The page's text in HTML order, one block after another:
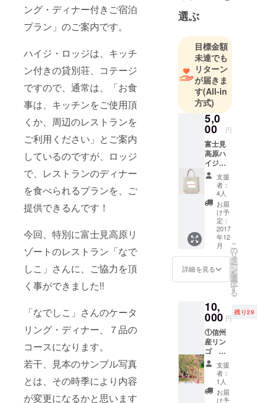
ング・ディナー付きご宿泊
プラン」のご案内です。
ハイジ・ロッジは、キッチ
ン付きの貸別荘、コテージ
ですので、通常は、「お食
事は、キッチンをご使用頂
くか、周辺のレストランを
ご利用ください」とご案内
しているのですが、ロッジ
で、レストランのディナー
を食べられるプランを、ご
提供できるんです！
今回、特別に富士見高原リ
ゾートのレストラン「なで
しこ」さんに、ご協力を頂
く事ができました!!
「なでしこ」さんのケータ
リング・ディナー、７品の
コースになります。
若干、見本のサンプル写真
とは、その時季により内容
が変更になるかと思います
「ハイジ・
を、ぜひ
知って頂い
て、ステキ
な週末コ
テージとし
て、また
ホームパー
ティやお茶
会、展示
会、アトリ
エなど、ぜ
ひお客様の
豊かな創造
力とアイ
ディアで、
ご自由にお
使いくださ
い。
緑あふれる
リラックス
できる、少
人数のプラ
イベートヨ
ガも開催し
ておりま
選ぶ
目標金額
未達でも
リターン
が届きま
す(All-in
方式)
5,0
00 円
富士見
高原ハ
イジ・
ロッジ
のロゴ
入り
トート
バッグ
＋ 富士
見高原
ハイ
ジ・
ロッジ
から、
お礼の
ハガキ
士見高
原ハイ
ジ・
ロッ
ジ」
ホーム
ページ
に、お
名前を
掲載さ
せて頂
支援
者：
4人
お届
け予
定：
2017
年12
月
詳細を見る
こ
の
リ
タ
ー
ン
を
選
択
す
る
10,
000 円
残り29
①信州
産リン
ゴ ５
Ｋg １
箱 送
付 又
は ②レ
ンタル
支援
者：
1人
お届
け予